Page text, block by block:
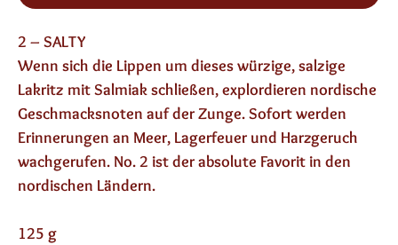
2 – SALTY
Wenn sich die Lippen um dieses würzige, salzige
Lakritz mit Salmiak schließen, explordieren nordische
Geschmacksnoten auf der Zunge. Sofort werden
Erinnerungen an Meer, Lagerfeuer und Harzgeruch
wachgerufen. No. 2 ist der absolute Favorit in den
nordischen Ländern.
125 g